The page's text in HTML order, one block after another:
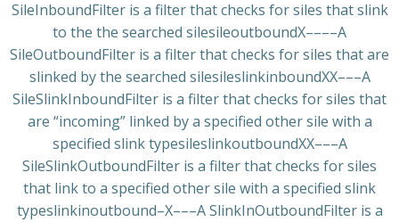
SileInboundFilter is a filter that checks for siles that slink
to the the searched silesileoutboundX––––A
SileOutboundFilter is a filter that checks for siles that are
slinked by the searched silesileslinkinboundXX–––A
SileSlinkInboundFilter is a filter that checks for siles that
are “incoming” linked by a specified other sile with a
specified slink typesileslinkoutboundXX–––A
SileSlinkOutboundFilter is a filter that checks for siles
that link to a specified other sile with a specified slink
typeslinkinoutbound–X–––A SlinkInOutboundFilter is a